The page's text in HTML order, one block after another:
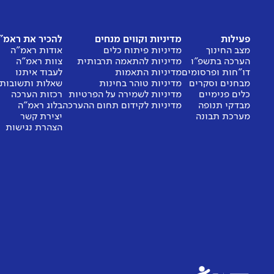
פעילות
מצב החינוך
הערכה בתשפ"ו
דו"חות ופרסומים
מבחנים וסקרים
כלים פנימיים
מבדקי תנופה
מערכת תבונה
מדיניות וקווים מנחים
מדיניות פיתוח כלים
מדיניות להתאמה תרבותית
מדיניות התאמות
מדיניות טוהר בחינות
מדיניות לשמירה על הפרטיות
מדיניות לקידום תחום ההערכה
להכיר את
אודות ראמ"ה
צוות ראמ"ה
לעבוד איתנו
שאלות
רכזות הערכה
בלוג ראמ"ה
יצירת קשר
הצהרת נגישות